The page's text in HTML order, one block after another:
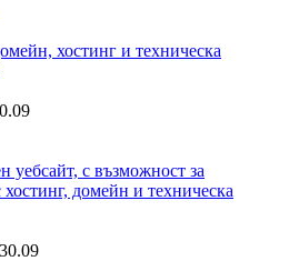
хостинг и техническа
уебсайт, с възможност за
домейн и техническа